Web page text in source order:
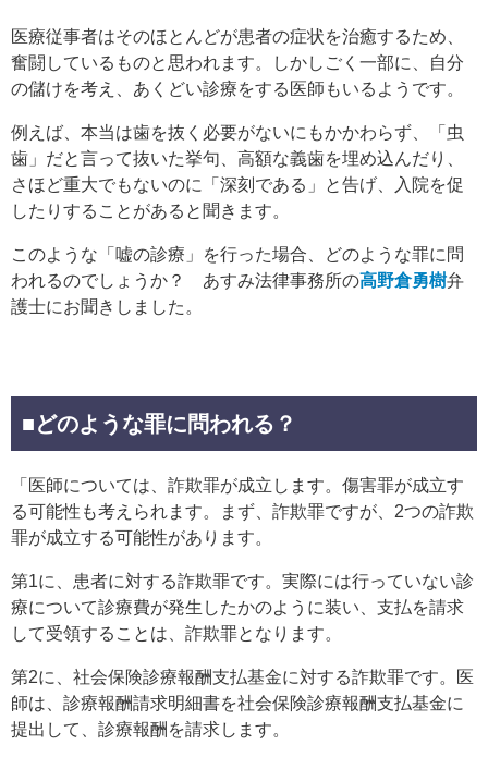
医療従事者はそのほとんどが患者の症状を治癒するため、
奮闘しているものと思われます。しかしごく一部に、自分
の儲けを考え、あくどい診療をする医師もいるようです。
例えば、本当は歯を抜く必要がないにもかかわらず、「虫
歯」だと言って抜いた挙句、高額な義歯を埋め込んだり、
さほど重大でもないのに「深刻である」と告げ、入院を促
したりすることがあると聞きます。
このような「嘘の診療」を行った場合、どのような罪に問
われるのでしょうか？ あすみ法律事務所の高野倉勇樹弁
護士にお聞きしました。
■どのような罪に問われる？
「医師については、詐欺罪が成立します。傷害罪が成立す
る可能性も考えられます。まず、詐欺罪ですが、2つの詐欺
罪が成立する可能性があります。
第1に、患者に対する詐欺罪です。実際には行っていない診
療について診療費が発生したかのように装い、支払を請求
して受領することは、詐欺罪となります。
第2に、社会保険診療報酬支払基金に対する詐欺罪です。医
師は、診療報酬請求明細書を社会保険診療報酬支払基金に
提出して、診療報酬を請求します。